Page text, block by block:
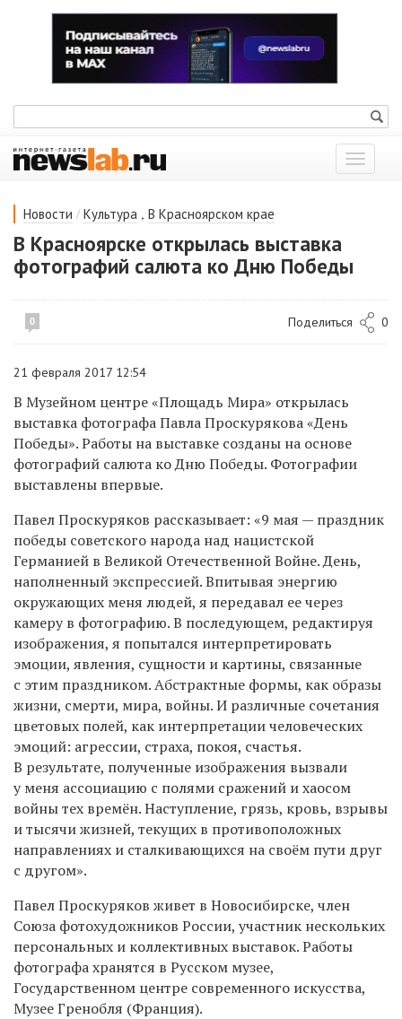
Показать
меню
Новости / Культура , В Красноярском крае
В Красноярске открылась выставка
фотографий салюта ко Дню Победы
0 Поделиться 0
21 февраля 2017 12:54
В Музейном центре «Площадь Мира» открылась
выставка фотографа Павла Проскурякова «День
Победы». Работы на выставке созданы на основе
фотографий салюта ко Дню Победы. Фотографии
выставлены впервые.
Павел Проскуряков рассказывает: «9 мая — праздник
победы советского народа над нацистской
Германией в Великой Отечественной Войне. День,
наполненный экспрессией. Впитывая энергию
окружающих меня людей, я передавал ее через
камеру в фотографию. В последующем, редактируя
изображения, я попытался интерпретировать
эмоции, явления, сущности и картины, связанные
с этим праздником. Абстрактные формы, как образы
жизни, смерти, мира, войны. И различные сочетания
цветовых полей, как интерпретации человеческих
эмоций: агрессии, страха, покоя, счастья.
В результате, полученные изображения вызвали
у меня ассоциацию с полями сражений и хаосом
войны тех времён. Наступление, грязь, кровь, взрывы
и тысячи жизней, текущих в противоположных
направлениях и сталкивающихся на своём пути друг
с другом».
Павел Проскуряков живет в Новосибирске, член
Союза фотохудожников России, участник нескольких
персональных и коллективных выставок. Работы
фотографа хранятся в Русском музее,
Государственном центре современного искусства,
Музее Гренобля (Франция).